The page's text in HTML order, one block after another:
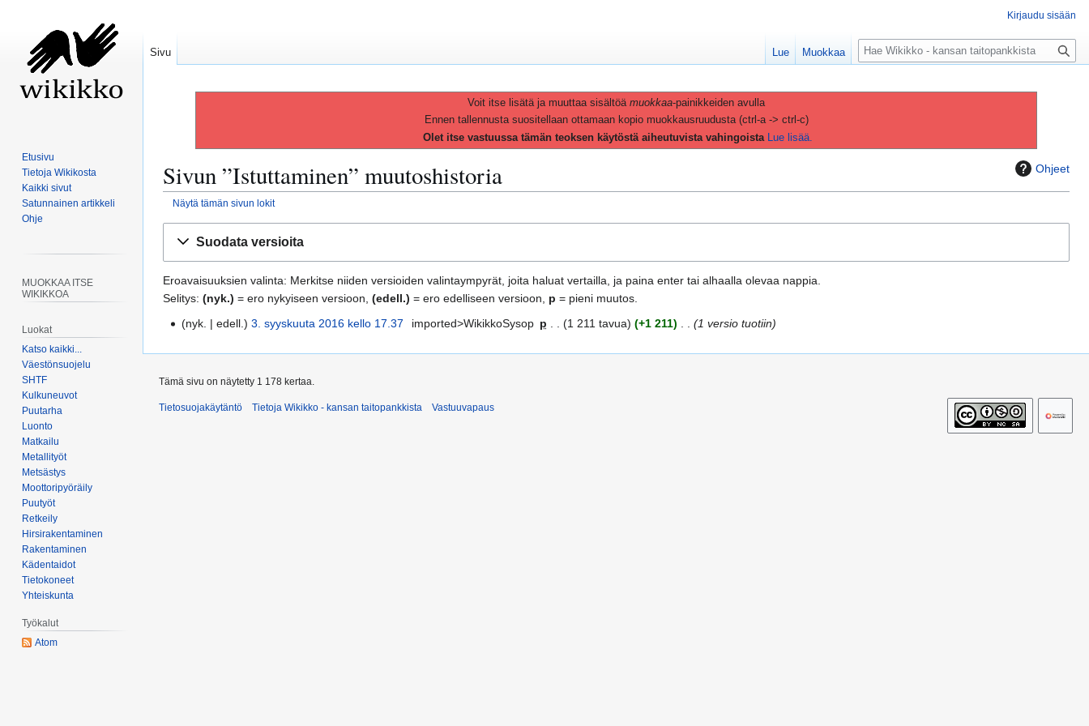
Voit itse lisätä ja muuttaa sisältöä muokkaa-painikkeiden avulla
Ennen tallennusta suositellaan ottamaan kopio muokkausruudusta (ctrl-a -> ctrl-c)
Olet itse vastuussa tämän teoksen käytöstä aiheutuvista vahingoista Lue lisää.
Ohjeet
Sivun ”Istuttaminen” muutoshistoria
Näytä tämän sivun lokit
navigaatioon
hakuunSuodata versioita
Eroavaisuuksien valinta: Merkitse niiden versioiden valintaympyrät, joita haluat vertailla, ja paina enter tai alhaalla olevaa nappia.
Selitys: (nyk.) = ero nykyiseen versioon, (edell.) = ero edelliseen versioon, p = pieni muutos.
y
s
nyk. edell. 3. syyskuuta 2016 kello 17.37 imported>WikikkoSysop p 1 211 tavua +1 211 1 versio tuotiin
Kirjaudu sisään
Sivu Lue Muokkaa
H
a
Etusivu
Tietoja Wikikosta
Kaikki sivut
Satunnainen artikkeli
Ohje
MUOKKAA ITSE
WIKIKKOA
Luokat
Katso kaikki...
Väestönsuojelu
SHTF
Kulkuneuvot
Puutarha
Luonto
Matkailu
Metallityöt
Metsästys
Moottoripyöräily
Puutyöt
Retkeily
Hirsirakentaminen
Rakentaminen
Kädentaidot
Tietokoneet
Yhteiskunta
Työkalut
Atom
Tämä sivu on näytetty 1 178 kertaa.
Tietosuojakäytäntö Tietoja Wikikko - kansan taitopankkista Vastuuvapaus